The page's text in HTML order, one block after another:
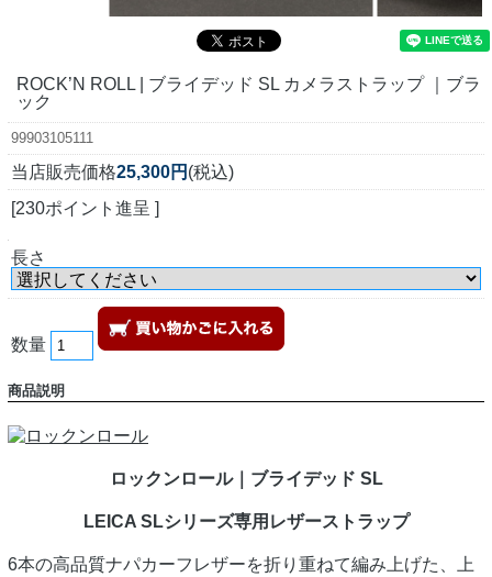
ROCK’N ROLL | ブライデッド SL カメラストラップ ｜ブラ
ック
99903105111
当店販売価格25,300円 (税込)
[230ポイント進呈 ]
長さ
数量
商品説明
ロックンロール｜ブライデッド SL
LEICA SLシリーズ専用レザーストラップ
6本の高品質ナパカーフレザーを折り重ねて編み上げた、上